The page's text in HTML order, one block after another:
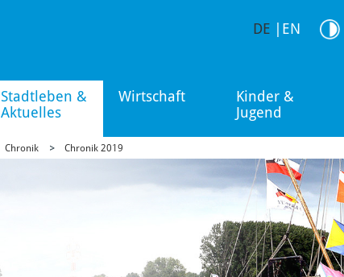
Stadtleben &
Aktuelles
Wirtschaft
Kinder &
Jugend
DE EN
Chronik Chronik 2019